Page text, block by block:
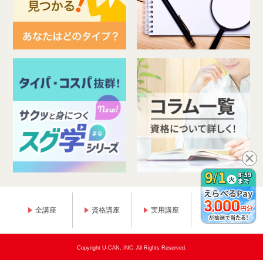
全講座 資格講座 実用講座 趣味講座
Copyright U-CAN, INC. All Rights Reserved.